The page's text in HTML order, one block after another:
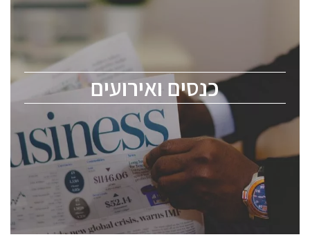
כנסים ואירועים
לכל העוסקים בתעשיית הסמיקונדקטור כולל מהנדסים,
ChipEx2026 will be held on May 12-13, 2026. The
conference is intended for everyone involved in the
semiconductor industry, including engineers,
professional experts, and senior executives.
לחץ לפרטים